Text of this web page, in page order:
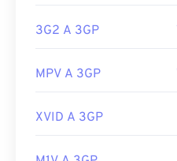
https://en.wikipedia.org/
4.html
(3GPP)
Link utili:
3G2 A 3GP
MPV A 3GP
XVID A 3GP